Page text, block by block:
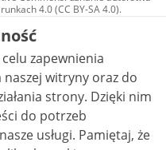
4.0 (CC BY-SA 4.0).
w tym zdjęcia, materiały
na licencji typu
autorstwa użycie
zależnych 4.0 (CC BY-
to stwierdzone inaczej.
zapewnienia
witryny oraz do
Dzięki nim
do potrzeb
Pamiętaj, że